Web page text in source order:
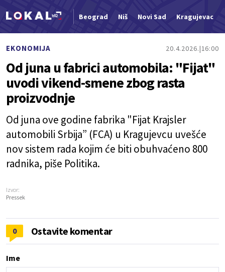
Beograd Niš Novi Sad Kragujevac
EKONOMIJA 20.4.2026. 16:00
Od juna u fabrici automobila: "Fijat"
uvodi vikend-smene zbog rasta
proizvodnje
Od juna ove godine fabrika "Fijat Krajsler
automobili Srbija” (FCA) u Kragujevcu uvešće
nov sistem rada kojim će biti obuhvaćeno 800
radnika, piše Politika.
Izvor:
Pressek
0 Ostavite komentar
Ime